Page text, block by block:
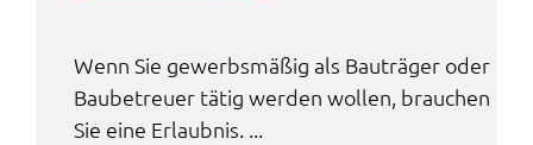
Wenn Sie gewerbs­mä­ßig als Bauträ­ger oder
Baube­treu­er tätig werden wollen, brau­chen
Sie eine Erlaub­nis. ...